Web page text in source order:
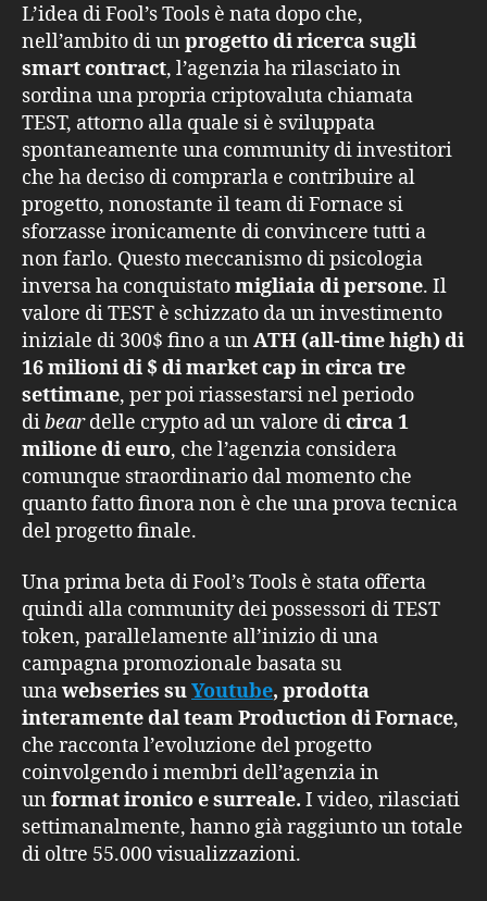
L’idea di Fool’s Tools è nata dopo che,
nell’ambito di un progetto di ricerca sugli
smart contract, l’agenzia ha rilasciato in
sordina una propria criptovaluta chiamata
TEST, attorno alla quale si è sviluppata
spontaneamente una community di investitori
che ha deciso di comprarla e contribuire al
progetto, nonostante il team di Fornace si
sforzasse ironicamente di convincere tutti a
non farlo. Questo meccanismo di psicologia
inversa ha conquistatomigliaia di persone. Il
valore di TEST è schizzato da un investimento
iniziale di 300$ fino a un ATH (all-time high) di
16 milioni di $ di market cap in circa tre
settimane, per poi riassestarsi nel periodo
dibeardelle crypto ad un valore dicirca 1
milione di euro, che l’agenzia considera
comunque straordinario dal momento che
quanto fatto finora non è che una prova tecnica
del progetto finale.
Una prima beta di Fool’s Tools è stata offerta
quindi alla community dei possessori di TEST
token, parallelamente all’inizio di una
campagna promozionale basata su
unawebseries suYoutube, prodotta
interamente dal team Production di Fornace,
che racconta l’evoluzione del progetto
coinvolgendo i membri dell’agenzia in
un format ironico e surreale. I video, rilasciati
settimanalmente, hanno già raggiunto un totale
di oltre 55.000 visualizzazioni.